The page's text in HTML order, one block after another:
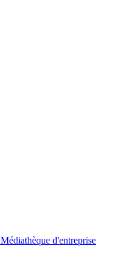
Médiathèque d'entreprise